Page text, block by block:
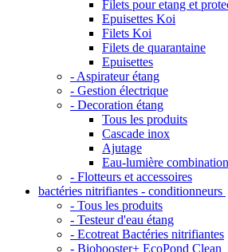
Filets pour etang et
Epuisettes Koi
Filets Koi
Filets de quarantaine
Epuisettes
- Aspirateur étang
- Gestion électrique
- Decoration étang
Tous les produits
Cascade inox
Ajutage
Eau-lumière
- Flotteurs et accessoires
bactéries nitrifiantes - conditionneurs
- Tous les produits
- Testeur d'eau étang
- Ecotreat Bactéries nitrifiantes
- Biobooster+ EcoPond Clean